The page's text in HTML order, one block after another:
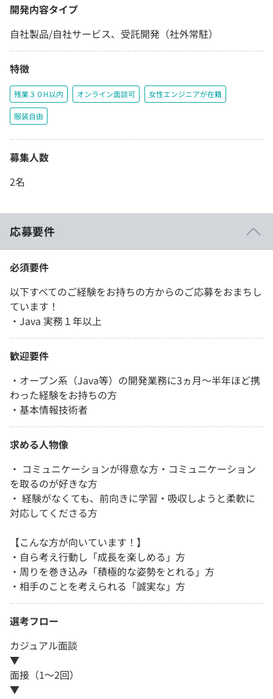
開発内容タイプ
自社製品/自社サービス、受託開発（社外常駐）
特徴
残業３０H以内 オンライン面談可 女性エンジニアが在籍
服装自由
募集人数
2名
応募要件
必須要件
以下すべてのご経験をお持ちの方からのご応募をおまちし
ています！
・Java 実務１年以上
歓迎要件
・オープン系（Java等）の開発業務に3ヵ月～半年ほど携
わった経験をお持ちの方
・基本情報技術者
求める人物像
・ コミュニケーションが得意な方・コミュニケーション
を取るのが好きな方
・ 経験がなくても、前向きに学習・吸収しようと柔軟に
対応してくださる方
【こんな方が向いています！】
・自ら考え行動し「成長を楽しめる」方
・周りを巻き込み「積極的な姿勢をとれる」方
・相手のことを考えられる「誠実な」方
選考フロー
カジュアル面談
▼
面接（1～2回）
▼